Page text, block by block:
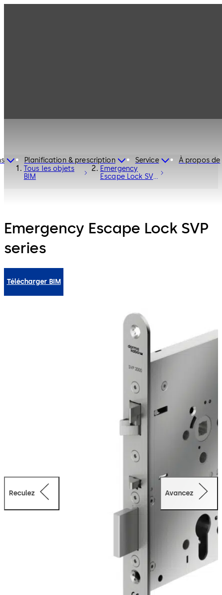
Planification & prescription Service
À propos de
Tous les objets
BIM
Emergency
Escape Lock SVP
Emergency Escape Lock SVP
series
Télécharger BIM
Reculez Avancez